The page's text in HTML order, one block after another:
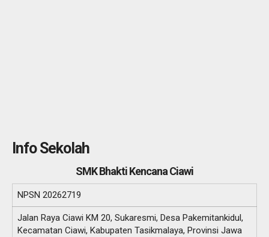
Info Sekolah
SMK Bhakti Kencana Ciawi
NPSN 20262719
Jalan Raya Ciawi KM 20, Sukaresmi, Desa Pakemitankidul,
Kecamatan Ciawi, Kabupaten Tasikmalaya, Provinsi Jawa